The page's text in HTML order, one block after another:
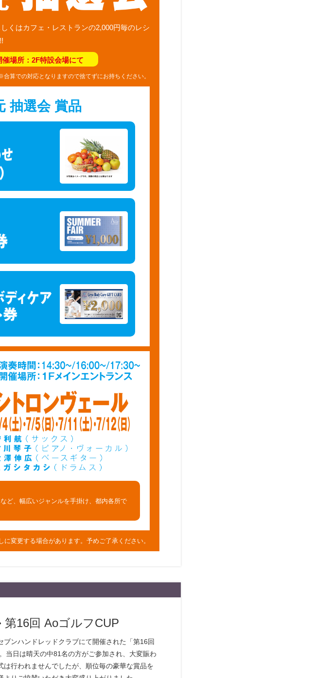
くはカフェ・レストランの2,000円毎のレシ
催場所：2F特設会場にて
合算での対応となりますので捨てずにお持ちください。
抽選会 賞品
ど、幅広いジャンルを手掛け、都内各所で
変更する場合があります。予めご了承ください。
第16回 AoゴルフCUP
ブンハンドレッドクラブにて開催された「第16回
当日は晴天の中81名の方がご参加され、大変賑わ
は行われませんでしたが、順位毎の豪華な賞品を